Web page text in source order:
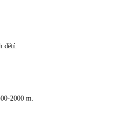
dětí.
2000 m.